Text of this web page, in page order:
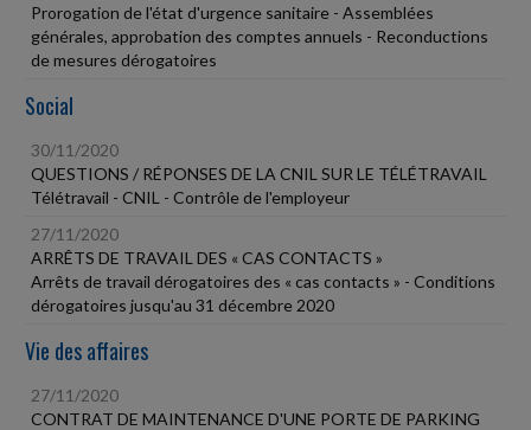
Prorogation de l'état d'urgence sanitaire - Assemblées
générales, approbation des comptes annuels - Reconductions
de mesures dérogatoires
Social
30/11/2020
QUESTIONS / RÉPONSES DE LA CNIL SUR LE TÉLÉTRAVAIL
Télétravail - CNIL - Contrôle de l'employeur
27/11/2020
ARRÊTS DE TRAVAIL DES « CAS CONTACTS »
Arrêts de travail dérogatoires des « cas contacts » - Conditions
dérogatoires jusqu'au 31 décembre 2020
Vie des affaires
27/11/2020
CONTRAT DE MAINTENANCE D'UNE PORTE DE PARKING